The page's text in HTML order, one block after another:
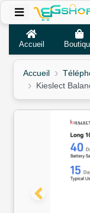
Accueil
Accueil
Kieslect